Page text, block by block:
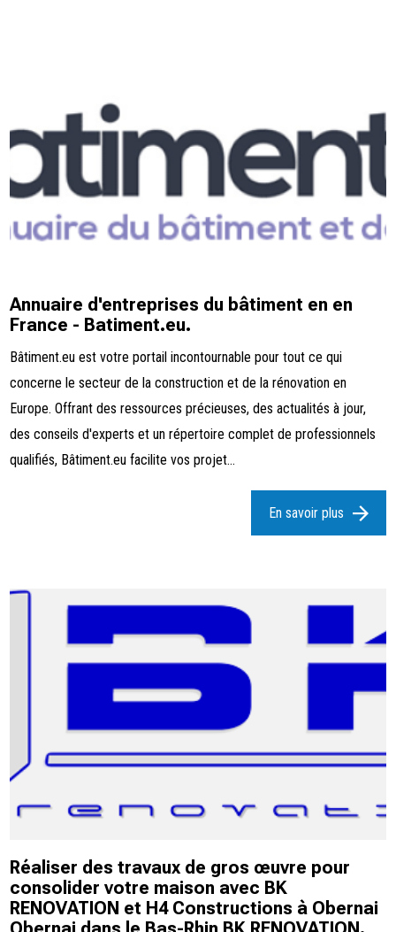
Annuaire d'entreprises du bâtiment en en
France - Batiment.eu.
Bâtiment.eu est votre portail incontournable pour tout ce qui
concerne le secteur de la construction et de la rénovation en
Europe. Offrant des ressources précieuses, des actualités à jour,
des conseils d'experts et un répertoire complet de professionnels
qualifiés, Bâtiment.eu facilite vos projet...
En savoir plus
Réaliser des travaux de gros œuvre pour
consolider votre maison avec BK
RENOVATION et H4 Constructions à Obernai